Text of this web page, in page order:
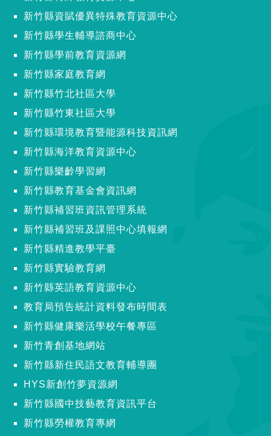
新竹縣資賦優異特殊教育資源中心
新竹縣學生輔導諮商中心
新竹縣學前教育資源網
新竹縣家庭教育網
新竹縣竹北社區大學
新竹縣竹東社區大學
新竹縣環境教育暨能源科技資訊網
新竹縣海洋教育資源中心
新竹縣樂齡學習網
新竹縣教育基金會資訊網
新竹縣補習班資訊管理系統
新竹縣補習班及課照中心填報網
新竹縣精進教學平臺
新竹縣實驗教育網
新竹縣英語教育資源中心
教育局預告統計資料發布時間表
新竹縣健康樂活學校午餐專區
新竹青創基地網站
新竹縣新住民語文教育輔導團
HYS新創竹夢資源網
新竹縣國中技藝教育資訊平台
新竹縣勞權教育專網